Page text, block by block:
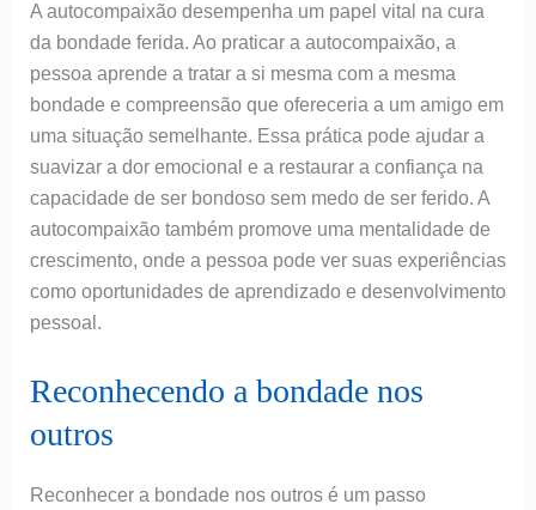
A autocompaixão desempenha um papel vital na cura
da bondade ferida. Ao praticar a autocompaixão, a
pessoa aprende a tratar a si mesma com a mesma
bondade e compreensão que ofereceria a um amigo em
uma situação semelhante. Essa prática pode ajudar a
suavizar a dor emocional e a restaurar a confiança na
capacidade de ser bondoso sem medo de ser ferido. A
autocompaixão também promove uma mentalidade de
crescimento, onde a pessoa pode ver suas experiências
como oportunidades de aprendizado e desenvolvimento
pessoal.
Reconhecendo a bondade nos
outros
Reconhecer a bondade nos outros é um passo